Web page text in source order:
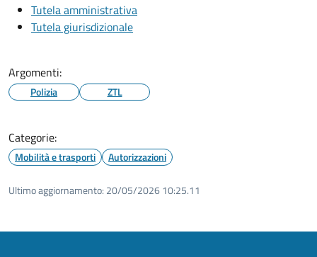
Tutela amministrativa
Tutela giurisdizionale
Argomenti:
Polizia ZTL
Categorie:
Mobilità e trasporti Autorizzazioni
Ultimo aggiornamento: 20/05/2026 10:25.11